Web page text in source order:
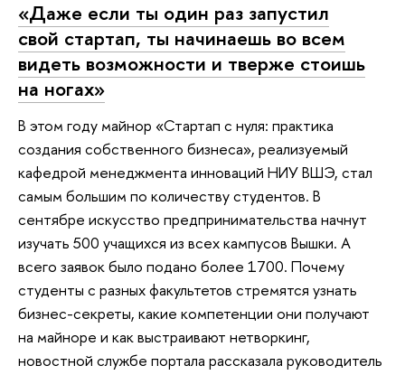
«Даже если ты один раз запустил
свой стартап, ты начинаешь во всем
видеть возможности и тверже стоишь
на ногах»
В этом году майнор «Стартап с нуля: практика
создания собственного бизнеса», реализуемый
кафедрой менеджмента инноваций НИУ ВШЭ, стал
самым большим по количеству студентов. В
сентябре искусство предпринимательства начнут
изучать 500 учащихся из всех кампусов Вышки. А
всего заявок было подано более 1700. Почему
студенты с разных факультетов стремятся узнать
бизнес-секреты, какие компетенции они получают
на майноре и как выстраивают нетворкинг,
новостной службе портала рассказала руководитель